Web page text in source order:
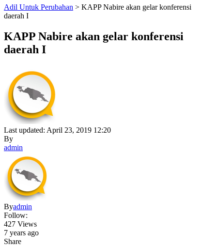
Adil Untuk Perubahan > KAPP Nabire akan gelar konferensi
daerah I
KAPP Nabire akan gelar konferensi
daerah I
Last updated: April 23, 2019 12:20
By
admin
Byadmin
Follow:
427 Views
7 years ago
Share